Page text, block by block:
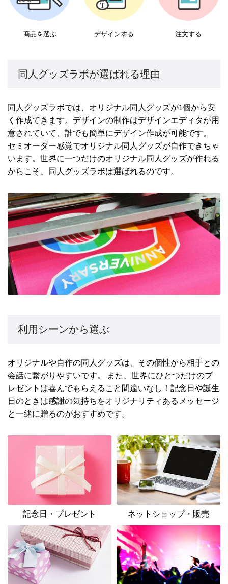
商品を選ぶ デザインする 注文する
同人グッズラボが選ばれる理由
同人グッズラボでは、オリジナル同人グッズが1個から安
く作成できます。デザインの制作はデザインエディタが用
意されていて、誰でも簡単にデザイン作成が可能です。
セミオーダー感覚でオリジナル同人グッズが自作できちゃ
います。世界に一つだけのオリジナル同人グッズが作れる
からこそ、同人グッズラボは選ばれるのです。
利用シーンから選ぶ
オリジナルや自作の同人グッズは、その個性から相手との
会話に繋がりやすいです。 また、世界にひとつだけのプ
レゼントは喜んでもらえること間違いなし！記念日や誕生
日のときは感謝の気持ちをオリジナリティあるメッセージ
と一緒に贈るのがおすすめです。
記念日・プレゼント ネットショップ・販売